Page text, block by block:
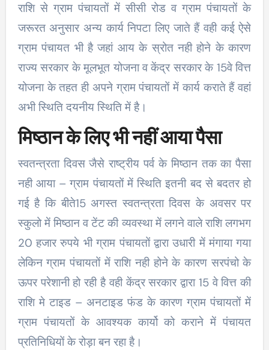
राशि से ग्राम पंचायतों में सीसी रोड व ग्राम पंचायतों के
जरूरत अनुसार अन्य कार्य निपटा लिए जाते हैं वही कई ऐसे
ग्राम पंचायत भी है जहां आय के स्रोत नही होने के कारण
राज्य सरकार के मूलभूत योजना व केंद्र सरकार के 15वे वित्त
योजना के तहत ही अपने ग्राम पंचायतों में कार्य कराते हैं वहां
अभी स्थिति दयनीय स्थिति में है।
मिष्ठान के लिए भी नहीं आया पैसा
स्वतन्त्रता दिवस जैसे राष्ट्रीय पर्व के मिष्ठान तक का पैसा
नही आया – ग्राम पंचायतों में स्थिति इतनी बद से बदतर हो
गई है कि बीते15 अगस्त स्वतन्त्रता दिवस के अवसर पर
स्कुलो में मिष्ठान व टेंट की व्यवस्था में लगने वाले राशि लगभग
20 हजार रुपये भी ग्राम पंचायतों द्वारा उधारी में मंगाया गया
लेकिन ग्राम पंचायतों में राशि नही होने के कारण सरपंचो के
ऊपर परेशानी हो रही है वही केंद्र सरकार द्वारा 15 वे वित्त की
राशि मे टाइड – अनटाइड फंड के कारण ग्राम पंचायतों में
ग्राम पंचायतों के आवश्यक कार्यो को कराने में पंचायत
प्रतिनिधियों के रोड़ा बन रहा है।